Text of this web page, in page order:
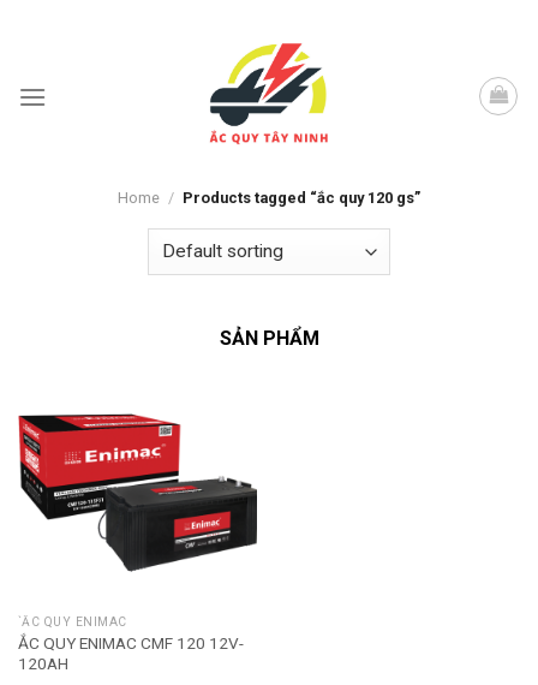
Home / Products tagged “ắc quy 120 gs”
SẢN PHẨM
`ẮC QUY ENIMAC
ẮC QUY ENIMAC CMF 120 12V-
120AH